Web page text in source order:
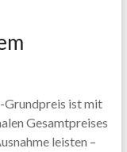
Grundpreis ist mit
Gesamtpreises
leisten –